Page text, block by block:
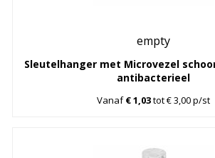
empty
Sleutelhanger met Microvezel
antibacterieel
Vanaf€ 1,03tot € 3,00 p/st